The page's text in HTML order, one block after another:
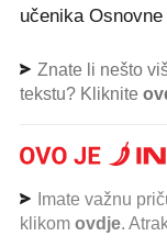
učenika
Znate li nešto
tekstu? Kliknite
Imate važnu
klikom ovdje.